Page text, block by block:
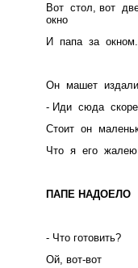
Вот стол, вот
окно
И папа за окном.
Он машет
- Иди сюда
Стоит он
Что я его
ПАПЕ НАДОЕЛО
- Что готовить?
Ой, вот-вот